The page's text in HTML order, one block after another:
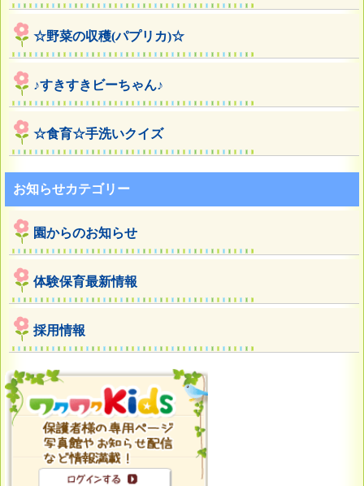
☆野菜の収穫(パプリカ)☆
♪すきすきビーちゃん♪
☆食育☆手洗いクイズ
お知らせカテゴリー
園からのお知らせ
体験保育最新情報
採用情報